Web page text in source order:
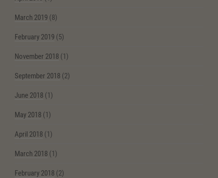
March 2019 (8)
February 2019 (5)
November 2018 (1)
September 2018 (2)
June 2018 (1)
May 2018 (1)
April 2018 (1)
March 2018 (1)
February 2018 (2)